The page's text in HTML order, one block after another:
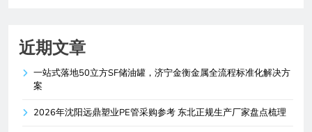
近期文章
一站式落地50立方SF储油罐，济宁金衡金属全流程标准化解决方
案
2026年沈阳远鼎塑业PE管采购参考 东北正规生产厂家盘点梳理